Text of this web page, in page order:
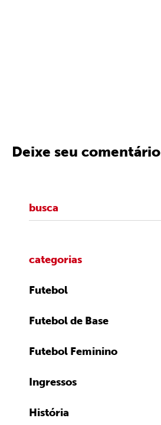
Deixe seu comentário
categorias
Futebol
Futebol de Base
Futebol Feminino
Ingressos
História